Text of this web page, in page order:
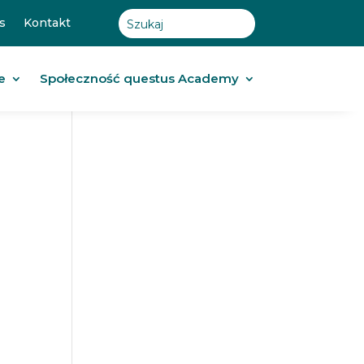
Kontakt
Społeczność questus Academy